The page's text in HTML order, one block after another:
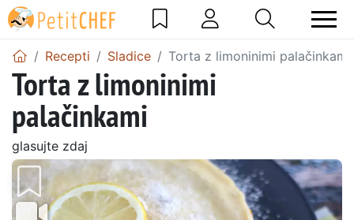
Recepti Sladice Torta z limoninimi palačinkami
Torta z limoninimi
palačinkami
glasujte zdaj